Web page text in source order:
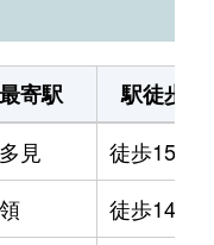
最寄駅
駅徒歩
見
徒歩15分
徒歩14分